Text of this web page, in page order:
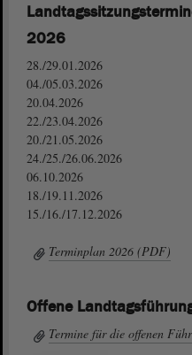
2026
28./29.01.2026
04./05.03.2026
20.04.2026
22./23.04.2026
20./21.05.2026
24./25./26.06.2026
06.10.2026
18./19.11.2026
15./16./17.12.2026
Terminplan 2026 (PDF)
Offene
Termine für die offenen